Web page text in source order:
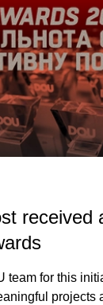
received
team for this
projects